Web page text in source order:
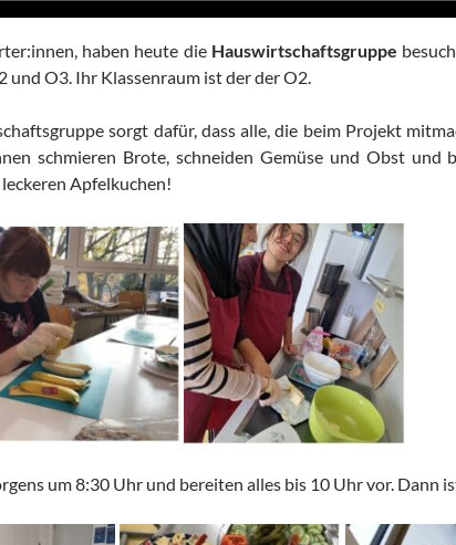
haben heute die Hauswirtschaftsgruppe
und O3. Ihr Klassenraum ist der der O2.
sorgt dafür, dass alle, die beim Projekt
schmieren Brote, schneiden Gemüse und Obst und
Apfelkuchen!
um 8:30 Uhr und bereiten alles bis 10 Uhr vor. Dann